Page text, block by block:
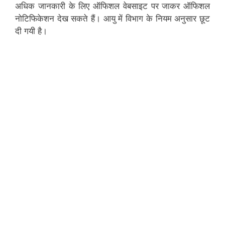
अधिक जानकारी के लिए ऑफिशल वेबसाइट पर जाकर ऑफिशल
नोटिफिकेशन देख सकते हैं। आयु में विभाग के नियम अनुसार छूट
दी गयी है।